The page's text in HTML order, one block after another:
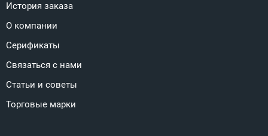
История заказа
О компании
Серификаты
Связаться с нами
Статьи и советы
Торговые марки